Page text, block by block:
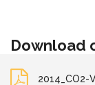
Download